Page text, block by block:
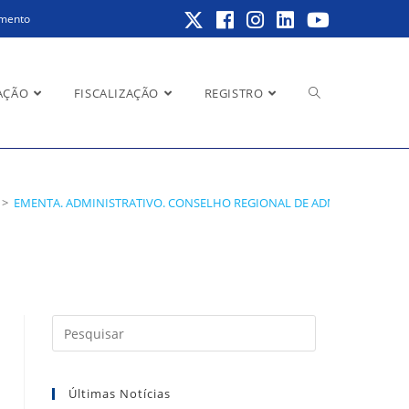
FISCALIZAÇÃO REGISTRO Alternar
DO
> EMENTA. ADMINISTRATIVO. CONSELHO REGIONAL DE
a
Últimas Notícias